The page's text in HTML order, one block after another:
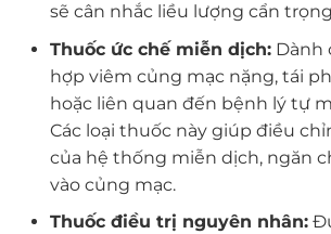
sẽ cân nhắc liều lượng cẩn
Thuốc ức chế miễn dịch:Dành
hợp viêm củng mạc nặng, tái
hoặc liên quan đến bệnh lý tự
Các loại thuốc này giúp điều
của hệ thống miễn dịch, ngăn
vào củng mạc.
Thuốc điều trị nguyên nhân: